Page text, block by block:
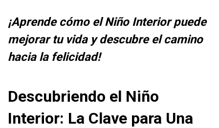
¡Aprende cómo el Niño Interior puede
mejorar tu vida y descubre el camino
hacia la felicidad!
Descubriendo el Niño
Interior: La Clave para Una